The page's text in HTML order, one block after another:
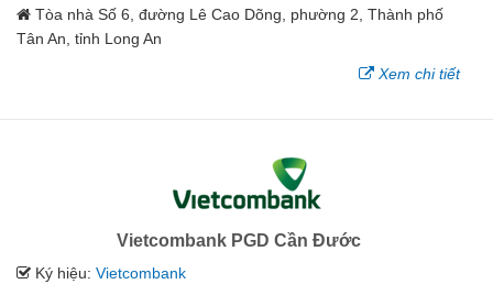
Tòa nhà Số 6, đường Lê Cao Dõng, phường 2, Thành phố
Tân An, tỉnh Long An
Xem chi tiết
Vietcombank PGD Cần Đước
Ký hiệu: Vietcombank